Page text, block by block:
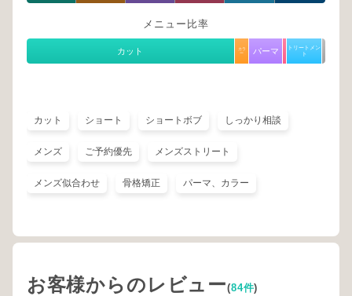
メニュー比率
カット
カラ
ー
パーマ
トリートメン
ト
カット ショート ショートボブ しっかり相談
メンズ ご予約優先 メンズストリート
メンズ似合わせ 骨格矯正 パーマ、カラー
お客様からのレビュー(84件)